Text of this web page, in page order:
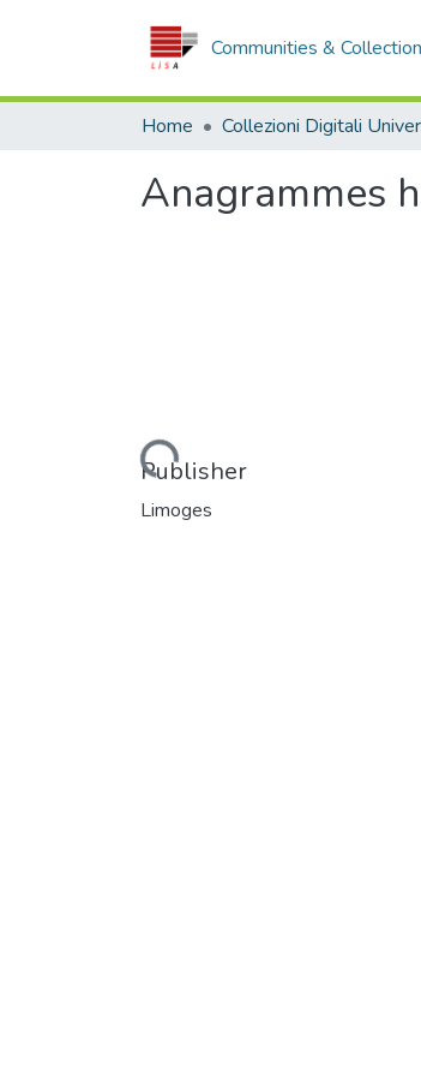
Communities &
Home
Anagrammes
Loading...
Publisher
Limoges